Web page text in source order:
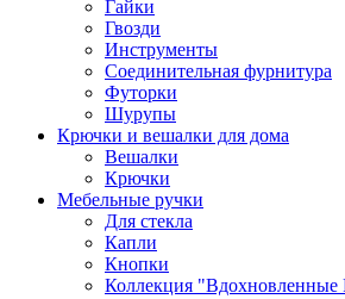
Гайки
Гвозди
Инструменты
Соединительная фурнитура
Футорки
Шурупы
Крючки и вешалки для дома
Вешалки
Крючки
Мебельные ручки
Для стекла
Капли
Кнопки
Коллекция "Вдохновленные